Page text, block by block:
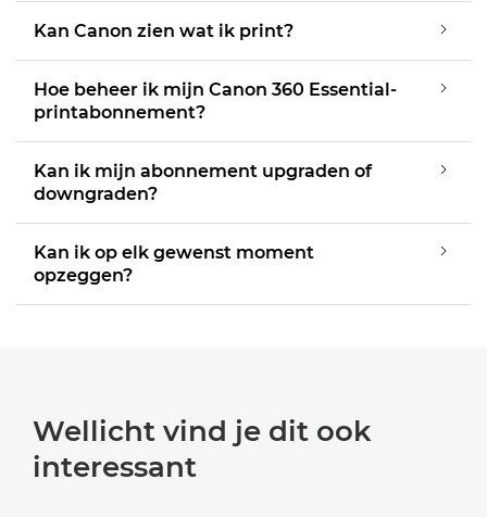
Kan Canon zien wat ik print?
Hoe beheer ik mijn Canon 360 Essential-
printabonnement?
Kan ik mijn abonnement upgraden of
downgraden?
Kan ik op elk gewenst moment
opzeggen?
Wellicht vind je dit ook
interessant